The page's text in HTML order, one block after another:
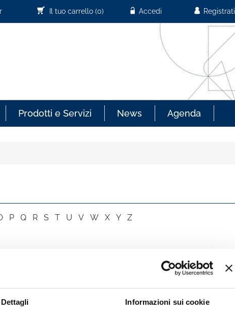
Dettagli Informazioni sui cookie
Registrati
Accedi
Il tuo carrello (0)
Prodotti e Servizi News Agenda
P Q R S T U V W X Y Z